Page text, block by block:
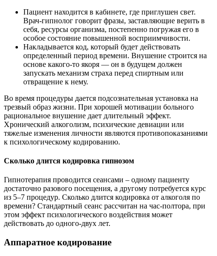
Пациент находится в кабинете, где приглушен свет.
Врач-гипнолог говорит фразы, заставляющие верить в
себя, ресурсы организма, постепенно погружая его в
особое состояние повышенной восприимчивости.
Накладывается код, который будет действовать
определенный период времени. Внушение строится на
основе какого-то якоря — он в будущем должен
запускать механизм страха перед спиртным или
отвращение к нему.
Во время процедуры дается подсознательная установка на
трезвый образ жизни. При хорошей мотивации больного
рациональное внушение дает длительный эффект.
Хронический алкоголизм, психические девиации или
тяжелые изменения личности являются противопоказаниями
к психологическому кодированию.
Сколько длится кодировка гипнозом
Гипнотерапия проводится сеансами – одному пациенту
достаточно разового посещения, а другому потребуется курс
из 5–7 процедур. Сколько длится кодировка от алкоголя по
времени? Стандартный сеанс рассчитан на час-полтора, при
этом эффект психологического воздействия может
действовать до одного-двух лет.
Аппаратное кодирование